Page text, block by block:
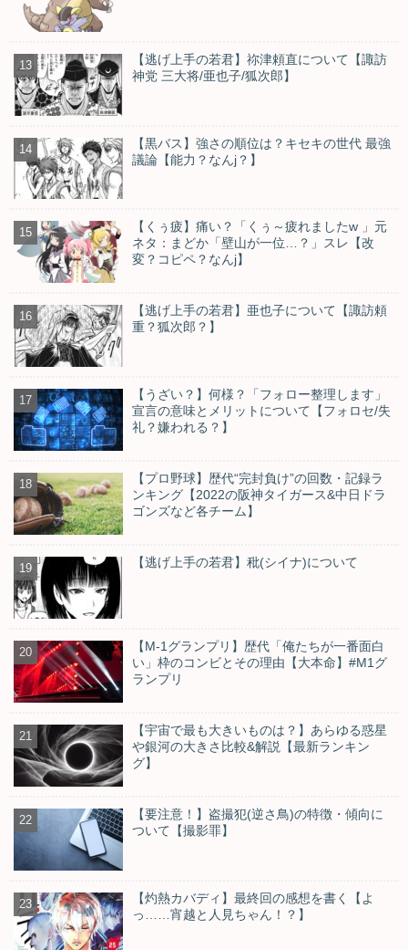
【逃げ上手の若君】祢津頼直について【諏訪
神党 三大将/亜也子/狐次郎】
【黒バス】強さの順位は？キセキの世代 最強
議論【能力？なんj？】
【くぅ疲】痛い？「くぅ～疲れましたw 」元
ネタ：まどか「壁山が一位…？」スレ【改
変？コピペ？なんj】
【逃げ上手の若君】亜也子について【諏訪頼
重？狐次郎？】
【うざい？】何様？「フォロー整理します」
宣言の意味とメリットについて【フォロセ/失
礼？嫌われる？】
【プロ野球】歴代“完封負け”の回数・記録ラ
ンキング【2022の阪神タイガース&中日ドラ
ゴンズなど各チーム】
【逃げ上手の若君】秕(シイナ)について
【M-1グランプリ】歴代「俺たちが一番面白
い」枠のコンビとその理由【大本命】#M1グ
ランプリ
【宇宙で最も大きいものは？】あらゆる惑星
や銀河の大きさ比較&解説【最新ランキン
グ】
【要注意！】盗撮犯(逆さ鳥)の特徴・傾向に
ついて【撮影罪】
【灼熱カバディ】最終回の感想を書く【よ
っ……宵越と人見ちゃん！？】